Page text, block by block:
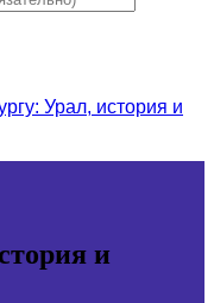
Урал, история и
и